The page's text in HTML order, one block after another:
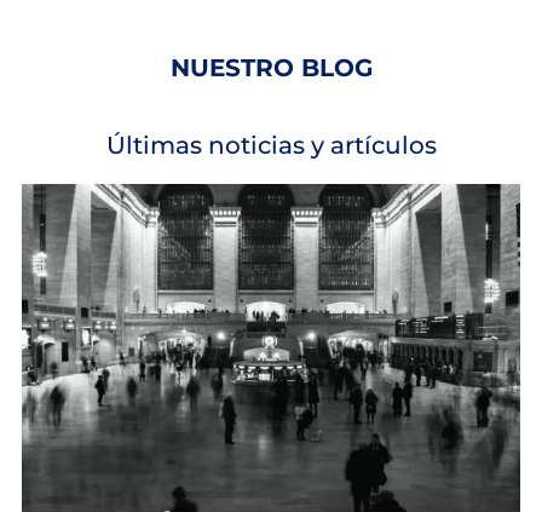
NUESTRO BLOG
Últimas noticias y artículos